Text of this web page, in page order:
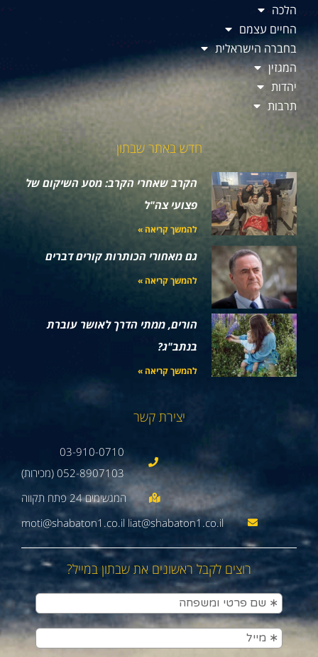
הלכה
החיים עצמם
בחברה הישראלית
המגזין
יהדות
תרבות
חדש באתר שבתון
הקרב שאחרי הקרב: מסע השיקום של
פצועי צה"ל
להמשך קריאה »
גם מאחורי הכותרות קורים דברים
להמשך קריאה »
הורים, ממתי הדרך לאושר עוברת
בנתב"ג?
להמשך קריאה »
יצירת קשר
03-910-0710
052-8907103 (מכירות)
moti@shabaton1.co.il liat@shabaton1.co.il
רוצים לקבל ראשונים את שבתון במייל?